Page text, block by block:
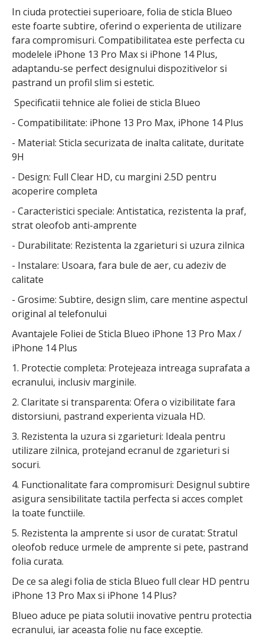
In ciuda protectiei superioare, folia de sticla Blueo
este foarte subtire, oferind o experienta de utilizare
fara compromisuri. Compatibilitatea este perfecta cu
modelele iPhone 13 Pro Max si iPhone 14 Plus,
adaptandu-se perfect designului dispozitivelor si
pastrand un profil slim si estetic.
Specificatii tehnice ale foliei de sticla Blueo
- Compatibilitate: iPhone 13 Pro Max, iPhone 14 Plus
- Material: Sticla securizata de inalta calitate, duritate
9H
- Design: Full Clear HD, cu margini 2.5D pentru
acoperire completa
- Caracteristici speciale: Antistatica, rezistenta la praf,
strat oleofob anti-amprente
- Durabilitate: Rezistenta la zgarieturi si uzura zilnica
- Instalare: Usoara, fara bule de aer, cu adeziv de
calitate
- Grosime: Subtire, design slim, care mentine aspectul
original al telefonului
Avantajele Foliei de Sticla Blueo iPhone 13 Pro Max /
iPhone 14 Plus
1. Protectie completa: Protejeaza intreaga suprafata a
ecranului, inclusiv marginile.
2. Claritate si transparenta: Ofera o vizibilitate fara
distorsiuni, pastrand experienta vizuala HD.
3. Rezistenta la uzura si zgarieturi: Ideala pentru
utilizare zilnica, protejand ecranul de zgarieturi si
socuri.
4. Functionalitate fara compromisuri: Designul subtire
asigura sensibilitate tactila perfecta si acces complet
la toate functiile.
5. Rezistenta la amprente si usor de curatat: Stratul
oleofob reduce urmele de amprente si pete, pastrand
folia curata.
De ce sa alegi folia de sticla Blueo full clear HD pentru
iPhone 13 Pro Max si iPhone 14 Plus?
Blueo aduce pe piata solutii inovative pentru protectia
ecranului, iar aceasta folie nu face exceptie.